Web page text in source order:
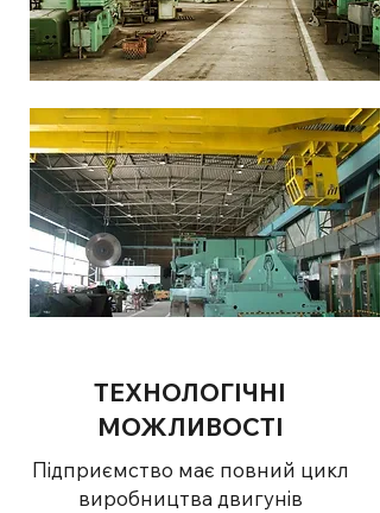
ТЕХНОЛОГІЧНІ
МОЖЛИВОСТІ
Підприємство має повний цикл
виробництва двигунів